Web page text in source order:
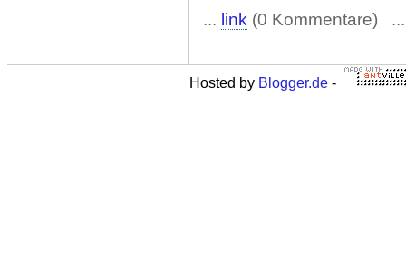
... link (0 Kommentare)
Hosted by Blogger.de-